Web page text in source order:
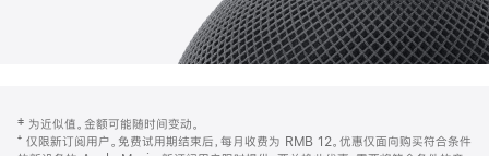
页
注
‡ 为近似值。金额可能随时间变动。
⁺ 仅限新订阅用户。免费试用期结束后，每月收费为 RMB 12。优惠仅面向购买符合条件